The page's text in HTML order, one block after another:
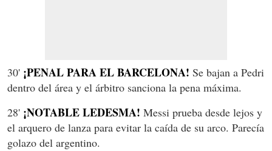
30' ¡PENAL PARA EL BARCELONA! Se bajan a Pedri
dentro del área y el árbitro sanciona la pena máxima.
28' ¡NOTABLE LEDESMA! Messi prueba desde lejos y
el arquero de lanza para evitar la caída de su arco. Parecía
golazo del argentino.